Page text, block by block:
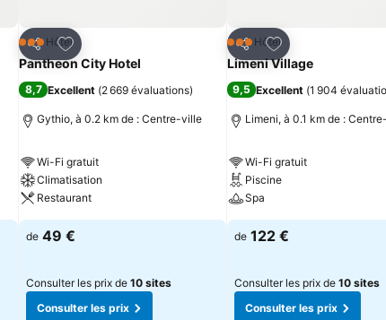
Partager
Ajouter à mes favoris
3 ÉtoilesHôtel
Pantheon City Hotel
8,7 Excellent (2 669 évaluations)
Gythio, à 0.2 km de : Centre-ville
Wi-Fi gratuit
Climatisation
Restaurant
de 49 €
Consulter les prix de 10 sites
Consulter les prix
Partager
Ajouter à mes
3 ÉtoilesHôtel
Limeni Village
9,5 Excellent (1 904
Limeni, à 0.1 km de :
Wi-Fi gratuit
Piscine
Spa
de 122 €
Consulter les prix de 10 sites
Consulter les prix